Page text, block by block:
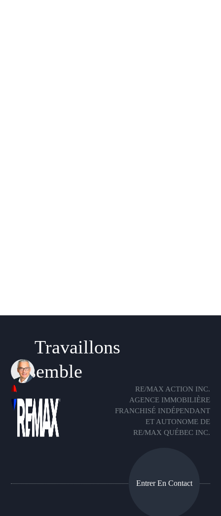
Travaillons
ensemble
RE/MAX ACTION INC.
AGENCE IMMOBILIÈRE
FRANCHISÉ INDÉPENDANT
ET AUTONOME DE
RE/MAX QUÉBEC INC.
Entrer En Contact